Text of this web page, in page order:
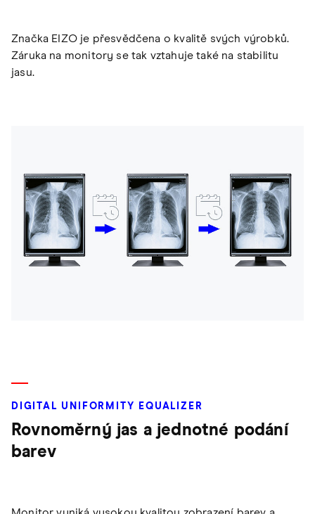
Značka EIZO je přesvědčena o kvalitě svých výrobků.
Záruka na monitory se tak vztahuje také na stabilitu
jasu.
DIGITAL UNIFORMITY EQUALIZER
Rovnoměrný jas a jednotné podání
barev